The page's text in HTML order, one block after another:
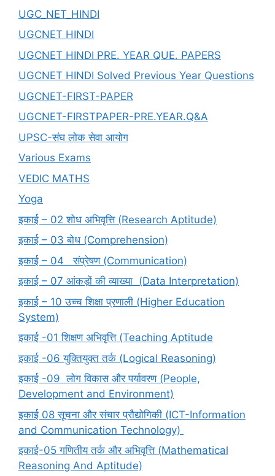
UGC_NET_HINDI
UGCNET HINDI
UGCNET HINDI PRE. YEAR QUE. PAPERS
UGCNET HINDI Solved Previous Year Questions
UGCNET-FIRST-PAPER
UGCNET-FIRSTPAPER-PRE.YEAR.Q&A
UPSC-संघ लोक सेवा आयोग
Various Exams
VEDIC MATHS
Yoga
इकाई – 02 शोध अभिवृत्ति (Research Aptitude)
इकाई – 03 बोध (Comprehension)
इकाई – 04 संप्रेषण (Communication)
इकाई – 07 आंकड़ों की व्याख्या (Data Interpretation)
इकाई – 10 उच्च शिक्षा प्रणाली (Higher Education
System)
इकाई -01 शिक्षण अभिवृत्ति (Teaching Aptitude
इकाई -06 युक्तियुक्त तर्क (Logical Reasoning)
इकाई -09 लोग विकास और पर्यावरण (People,
Development and Environment)
इकाई 08 सूचना और संचार प्रौद्योगिकी (ICT-Information
and Communication Technology)
इकाई-05 गणितीय तर्क और अभिवृत्ति (Mathematical
Reasoning And Aptitude)